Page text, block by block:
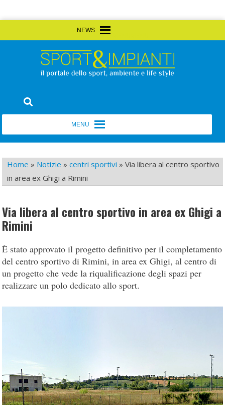
to
Sport&Impianti
Home » Notizie »centri sportivi »Via libera al centro sportivo
in area ex Ghigi a Rimini
Via libera al centro sportivo in area ex Ghigi a
Rimini
È stato approvato il progetto definitivo per il completamento
del centro sportivo di Rimini, in area ex Ghigi, al centro di
un progetto che vede la riqualificazione degli spazi per
realizzare un polo dedicato allo sport.